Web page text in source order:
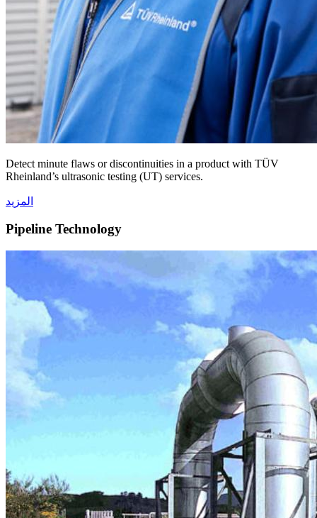
Detect minute flaws or discontinuities in a product with TÜV
Rheinland’s ultrasonic testing (UT) services.
المزيد
Pipeline Technology